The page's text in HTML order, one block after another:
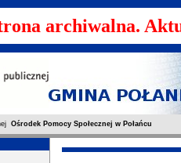
archiwalna.
Ośrodek Pomocy Społecznej w Połańcu